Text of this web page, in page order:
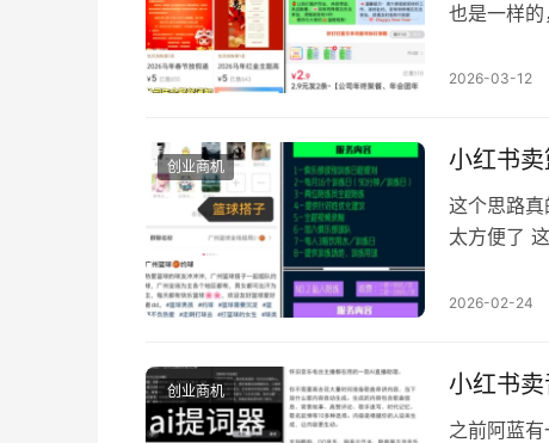
也是一样
直接复制
2026-03-12
创业商机 小红书
这个思路
太方便了
组局就可
2026-02-24
创业商机 小红书
之前阿蓝